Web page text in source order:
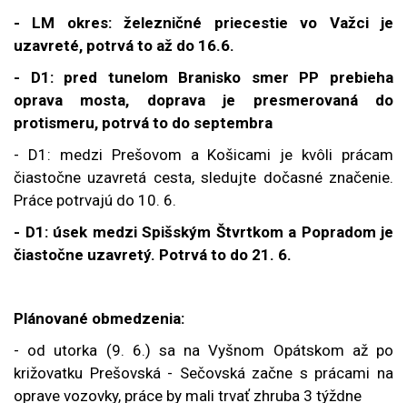
- LM okres: železničné priecestie vo Važci je
uzavreté, potrvá to až do 16.6.
- D1: pred tunelom Branisko smer PP prebieha
oprava mosta, doprava je presmerovaná do
protismeru, potrvá to do septembra
- D1: medzi Prešovom a Košicami je kvôli prácam
čiastočne uzavretá cesta, sledujte dočasné značenie.
Práce potrvajú do 10. 6.
- D1: úsek medzi Spišským Štvrtkom a Popradom je
čiastočne uzavretý. Potrvá to do 21. 6.
Plánované obmedzenia:
- od utorka (9. 6.) sa na Vyšnom Opátskom až po
križovatku Prešovská - Sečovská začne s prácami na
oprave vozovky, práce by mali trvať zhruba 3 týždne